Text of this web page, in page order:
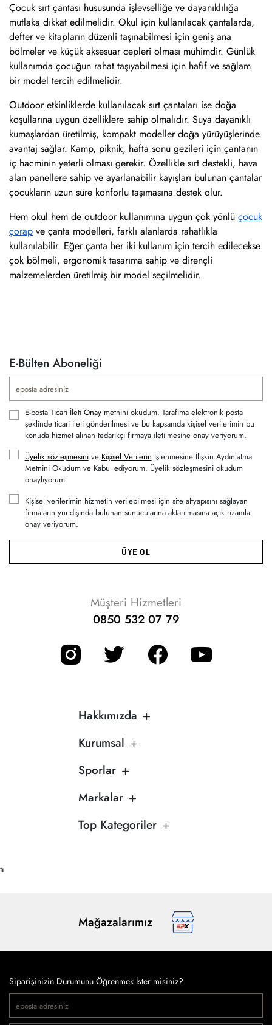
Çocuk sırt çantası hususunda işlevselliğe ve dayanıklılığa
mutlaka dikkat edilmelidir. Okul için kullanılacak çantalarda,
defter ve kitapların düzenli taşınabilmesi için geniş ana
bölmeler ve küçük aksesuar cepleri olması mühimdir. Günlük
kullanımda çocuğun rahat taşıyabilmesi için hafif ve sağlam
bir model tercih edilmelidir.
Outdoor etkinliklerde kullanılacak sırt çantaları ise doğa
koşullarına uygun özelliklere sahip olmalıdır. Suya dayanıklı
kumaşlardan üretilmiş, kompakt modeller doğa yürüyüşlerinde
avantaj sağlar. Kamp, piknik, hafta sonu gezileri için çantanın
iç hacminin yeterli olması gerekir. Özellikle sırt destekli, hava
alan panellere sahip ve ayarlanabilir kayışları bulunan çantalar
çocukların uzun süre konforlu taşımasına destek olur.
Hem okul hem de outdoor kullanımına uygun çok yönlü çocuk
çorap ve çanta modelleri, farklı alanlarda rahatlıkla
kullanılabilir. Eğer çanta her iki kullanım için tercih edilecekse
çok bölmeli, ergonomik tasarıma sahip ve dirençli
malzemelerden üretilmiş bir model seçilmelidir.
E-Bülten Aboneliği
E-posta Ticari İleti Onaymetnini okudum. Tarafıma elektronik posta
şeklinde ticari ileti gönderilmesi ve bu kapsamda kişisel verilerimin bu
konuda hizmet alınan tedarikçi firmaya iletilmesine onay veriyorum.
Üyelik sözleşmesinive Kişisel Verilerin İşlenmesine İlişkin Aydınlatma
Metnini Okudum ve Kabul ediyorum. Üyelik sözleşmesini okudum
onaylıyorum.
Kişisel verilerimin hizmetin verilebilmesi için site altyapısını sağlayan
firmaların yurtdışında bulunan sunucularına aktarılmasına açık rızamla
onay veriyorum.
ÜYE OL
Müşteri Hizmetleri
0850 532 07 79
Hakkımızda
Kurumsal
Sporlar
Markalar
Top Kategoriler
Mağazalarımız
Siparişinizin Durumunu Öğrenmek İster misiniz?